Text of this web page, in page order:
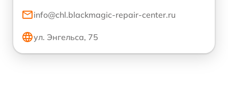
info@chl.blackmagic-repair-center.ru
ул. Энгельса, 75